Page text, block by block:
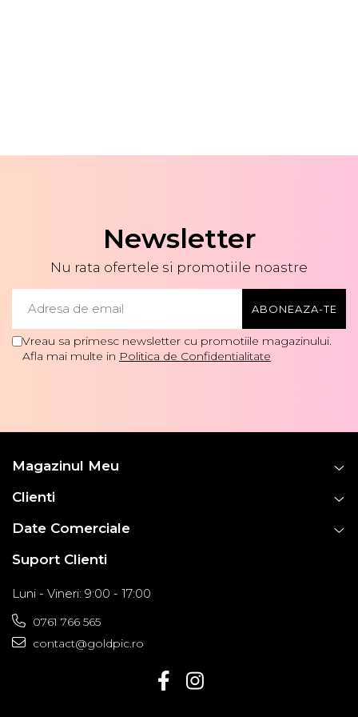
Newsletter
Nu rata ofertele si promotiile noastre
Vreau sa primesc newsletter cu promotiile magazinului.
Afla mai multe in Politica de Confidentialitate
Magazinul Meu
Clienti
Date Comerciale
Suport Clienti
Luni - Vineri: 9:00 - 17:00
0761 766 565
contact@goldpic.ro